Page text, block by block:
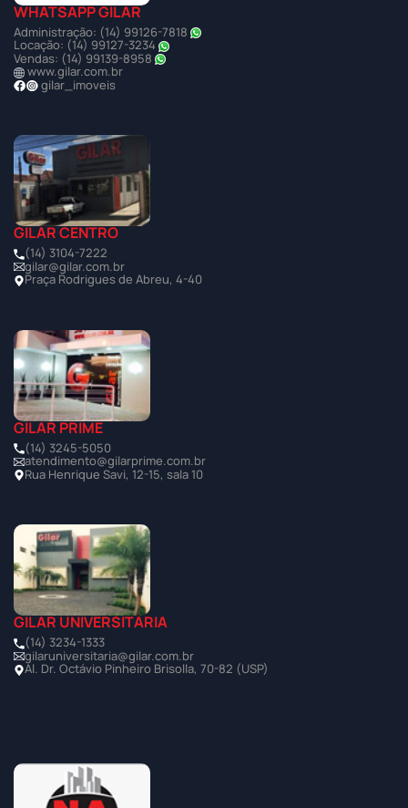
WHATSAPP GILAR
Administração: (14) 99126-7818
Locação: (14) 99127-3234
Vendas: (14) 99139-8958
www.gilar.com.br
gilar_imoveis
GILAR CENTRO
(14) 3104-7222
gilar@gilar.com.br
Praça Rodrigues de Abreu, 4-40
GILAR PRIME
(14) 3245-5050
atendimento@gilarprime.com.br
Rua Henrique Savi, 12-15, sala 10
GILAR UNIVERSITÁRIA
(14) 3234-1333
gilaruniversitaria@gilar.com.br
Al. Dr. Octávio Pinheiro Brisolla, 70-82 (USP)